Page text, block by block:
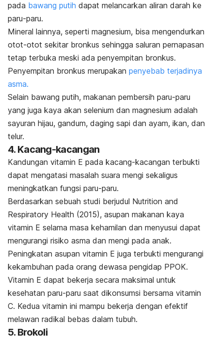
pada bawang putih dapat melancarkan aliran darah ke
paru-paru.
Mineral lainnya, seperti magnesium, bisa mengendurkan
otot-otot sekitar bronkus sehingga saluran pernapasan
tetap terbuka meski ada penyempitan bronkus.
Penyempitan bronkus merupakan penyebab terjadinya
asma.
Selain bawang putih, makanan pembersih paru-paru
yang juga kaya akan selenium dan magnesium adalah
sayuran hijau, gandum, daging sapi dan ayam, ikan, dan
telur.
4. Kacang-kacangan
Kandungan vitamin E pada kacang-kacangan terbukti
dapat mengatasi masalah suara mengi sekaligus
meningkatkan fungsi paru-paru.
Berdasarkan sebuah studi berjudul Nutrition and
Respiratory Health (2015), asupan makanan kaya
vitamin E selama masa kehamilan dan menyusui dapat
mengurangi risiko asma dan mengi pada anak.
Peningkatan asupan vitamin E juga terbukti mengurangi
kekambuhan pada orang dewasa pengidap PPOK.
Vitamin E dapat bekerja secara maksimal untuk
kesehatan paru-paru saat dikonsumsi bersama vitamin
C. Kedua vitamin ini mampu bekerja dengan efektif
melawan radikal bebas dalam tubuh.
5. Brokoli